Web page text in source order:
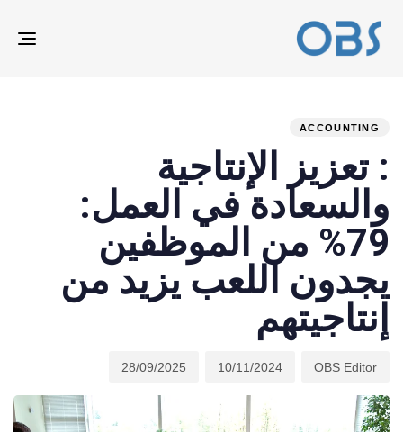
ACCOUNTING
: تعزيز الإنتاجية
والسعادة في العمل:
79% من الموظفين
يجدون اللعب يزيد من
إنتاجيتهم
OBS Editor
10/11/2024
28/09/2025